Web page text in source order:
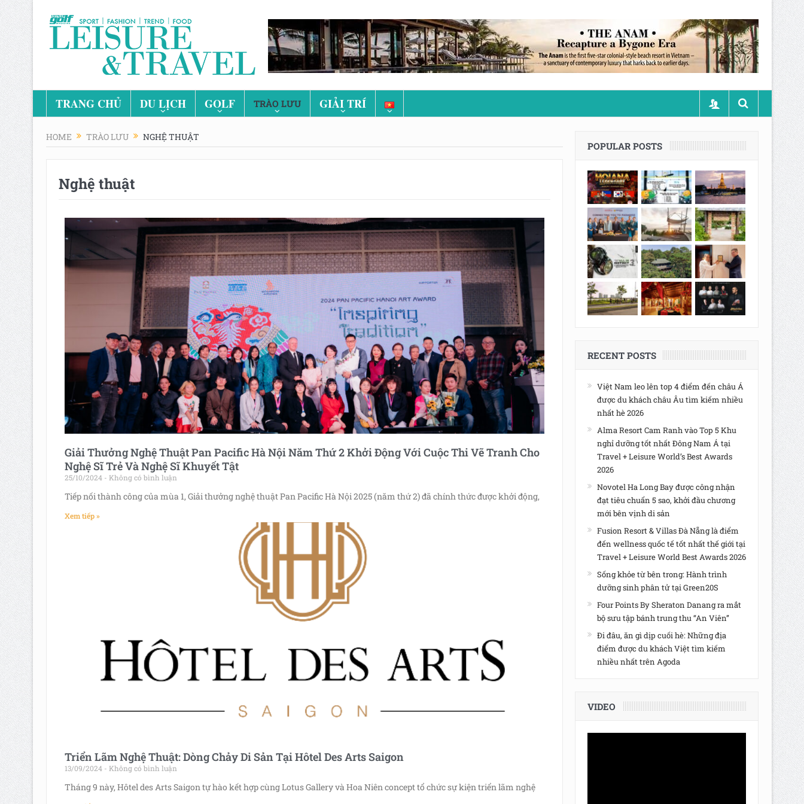
TRANG CHỦ DU LỊCH GOLF TRÀO LƯU GIẢI TRÍ
HOME TRÀO LƯU NGHỆ THUẬT
Nghệ thuật
Giải Thưởng Nghệ Thuật Pan Pacific Hà Nội Năm Thứ 2 Khởi Động Với Cuộc Thi Vẽ Tranh Cho
Nghệ Sĩ Trẻ Và Nghệ Sĩ Khuyết Tật
25/10/2024 Không có bình luận
Tiếp nối thành công của mùa 1, Giải thưởng nghệ thuật Pan Pacific Hà Nội 2025 (năm thứ 2) đã chính thức được khởi động,
Xem tiếp »
Triển Lãm Nghệ Thuật: Dòng Chảy Di Sản Tại Hôtel Des Arts Saigon
13/09/2024 Không có bình luận
Tháng 9 này, Hôtel des Arts Saigon tự hào kết hợp cùng Lotus Gallery và Hoa Niên concept tổ chức sự kiện triển lãm nghệ
POPULAR POSTS
RECENT POSTS
Việt Nam leo lên top 4 điểm đến châu Á
được du khách châu Âu tìm kiếm nhiều
nhất hè 2026
Alma Resort Cam Ranh vào Top 5 Khu
nghỉ dưỡng tốt nhất Đông Nam Á tại
Travel + Leisure World’s Best Awards
2026
Novotel Ha Long Bay được công nhận
đạt tiêu chuẩn 5 sao, khởi đầu chương
mới bên vịnh di sản
Fusion Resort & Villas Đà Nẵng là điểm
đến wellness quốc tế tốt nhất thế giới tại
Travel + Leisure World Best Awards 2026
Sống khỏe từ bên trong: Hành trình
dưỡng sinh phân tử tại Green20S
Four Points By Sheraton Danang ra mắt
bộ sưu tập bánh trung thu “An Viên”
Đi đâu, ăn gì dịp cuối hè: Những địa
điểm được du khách Việt tìm kiếm
nhiều nhất trên Agoda
VIDEO